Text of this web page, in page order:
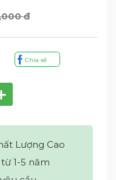
đ
Chia sẻ
Lượng Cao
1-5 năm